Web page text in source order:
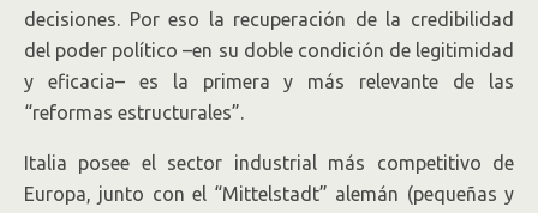
decisiones. Por eso la recuperación de la credibilidad
del poder político –en su doble condición de legitimidad
y eficacia– es la primera y más relevante de las
“reformas estructurales”.
Italia posee el sector industrial más competitivo de
Europa, junto con el “Mittelstadt” alemán (pequeñas y